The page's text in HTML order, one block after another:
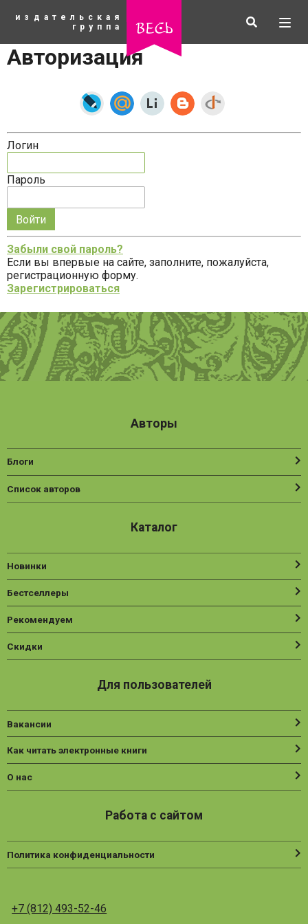
основному
издательская
группа
весь Искать
рубрики
Авторизация
Логин
Пароль
Запомнить
меня
на
этом
компьютере
Забыли свой пароль?
Если вы впервые на сайте, заполните, пожалуйста,
регистрационную форму.
Зарегистрироваться
Авторы
Блоги
Список авторов
Каталог
Новинки
Бестселлеры
Рекомендуем
Скидки
Для пользователей
Вакансии
Как читать электронные книги
О нас
Работа с сайтом
Политика конфиденциальности
+7 (812) 493-52-46